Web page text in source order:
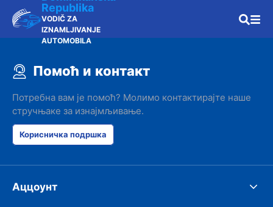
Republika
VODIČ ZA
IZNAMLJIVANJE
AUTOMOBILA
Помоћ и контакт
Потребна вам је помоћ? Молимо контактирајте наше
стручњаке за изнајмљивање.
Корисничка подршка
Аццоунт